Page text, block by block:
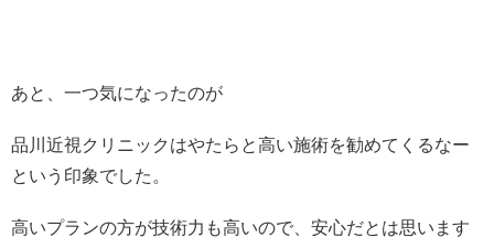
あと、一つ気になったのが
品川近視クリニックはやたらと高い施術を勧めてくるなー
という印象でした。
高いプランの方が技術力も高いので、安心だとは思います